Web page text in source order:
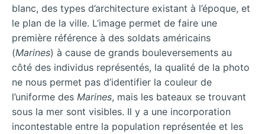
blanc, des types d’architecture existant à l’époque, et
le plan de la ville. L’image permet de faire une
première référence à des soldats américains
(Marines) à cause de grands bouleversements au
côté des individus représentés, la qualité de la photo
ne nous permet pas d’identifier la couleur de
l’uniforme des Marines, mais les bateaux se trouvant
sous la mer sont visibles. Il y a une incorporation
incontestable entre la population représentée et les